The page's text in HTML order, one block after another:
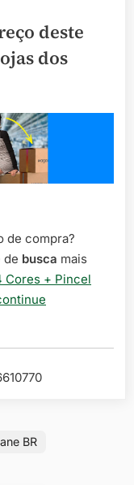
deste
dos
de compra?
de busca mais
Cores + Pincel
BR